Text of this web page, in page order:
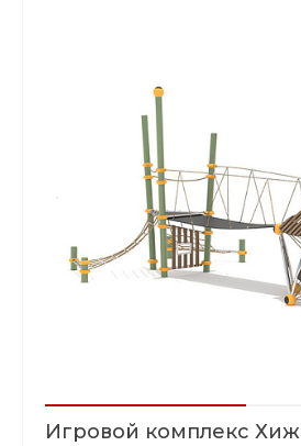
Игровой комплекс